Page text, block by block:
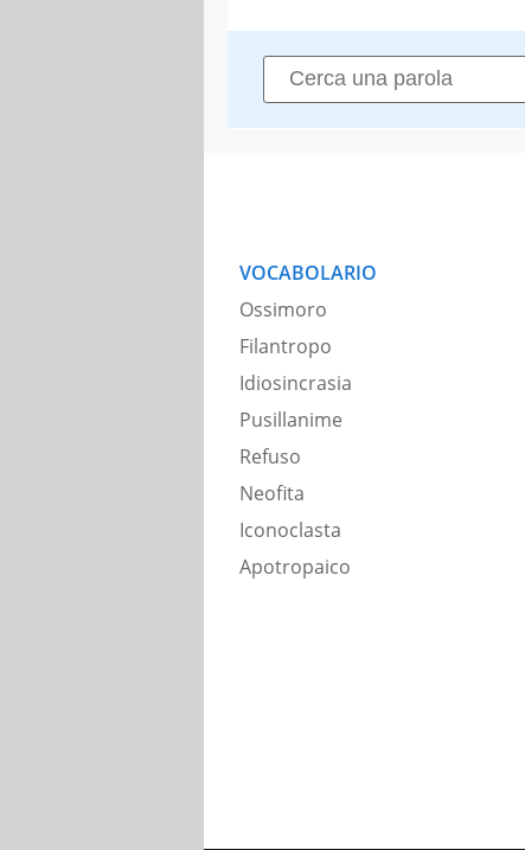
VOCABOLARIO
Ossimoro
Filantropo
Idiosincrasia
Pusillanime
Refuso
Neofita
Iconoclasta
Apotropaico